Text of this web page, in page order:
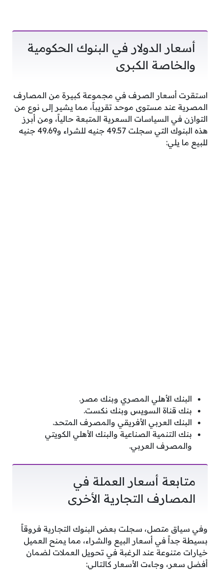
أسعار الدولار في البنوك الحكومية
والخاصة الكبرى
استقرت أسعار الصرف في مجموعة كبيرة من المصارف
المصرية عند مستوى موحد تقريباً، مما يشير إلى نوع من
التوازن في السياسات السعرية المتبعة حالياً، ومن أبرز
هذه البنوك التي سجلت 49.57 جنيه للشراء و49.69 جنيه
للبيع ما يلي:
البنك الأهلي المصري وبنك مصر.
بنك قناة السويس وبنك نكست.
البنك العربي الأفريقي والمصرف المتحد.
بنك التنمية الصناعية والبنك الأهلي الكويتي
والمصرف العربي.
متابعة أسعار العملة في
المصارف التجارية الأخرى
وفي سياق متصل، سجلت بعض البنوك التجارية فروقاً
بسيطة جداً في أسعار البيع والشراء، مما يمنح العميل
خيارات متنوعة عند الرغبة في تحويل العملات لضمان
أفضل سعر، وجاءت الأسعار كالتالي: